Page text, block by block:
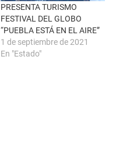
PRESENTA TURISMO
FESTIVAL DEL GLOBO
“PUEBLA ESTÁ EN EL AIRE”
1 de septiembre de 2021
En "Estado"